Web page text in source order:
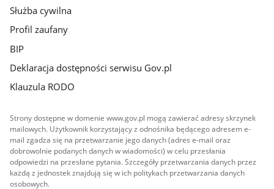
Służba cywilna
Profil zaufany
BIP
Deklaracja dostępności serwisu Gov.pl
Klauzula RODO
Strony dostępne w domenie www.gov.pl mogą zawierać adresy skrzynek
mailowych. Użytkownik korzystający z odnośnika będącego adresem e-
mail zgadza się na przetwarzanie jego danych (adres e-mail oraz
dobrowolnie podanych danych w wiadomości) w celu przesłania
odpowiedzi na przesłane pytania. Szczegóły przetwarzania danych przez
każdą z jednostek znajdują się w ich politykach przetwarzania danych
osobowych.